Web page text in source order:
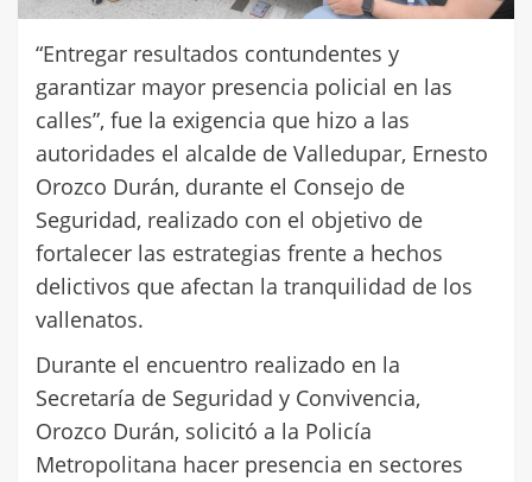
“Entregar resultados contundentes y
garantizar mayor presencia policial en las
calles”, fue la exigencia que hizo a las
autoridades el alcalde de Valledupar, Ernesto
Orozco Durán, durante el Consejo de
Seguridad, realizado con el objetivo de
fortalecer las estrategias frente a hechos
delictivos que afectan la tranquilidad de los
vallenatos.
Durante el encuentro realizado en la
Secretaría de Seguridad y Convivencia,
Orozco Durán, solicitó a la Policía
Metropolitana hacer presencia en sectores